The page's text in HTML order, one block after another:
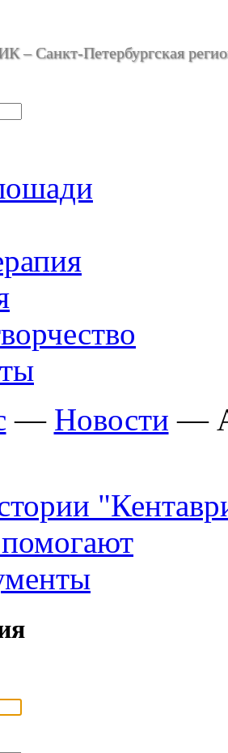
– Санкт-Петербургская
— Новости —